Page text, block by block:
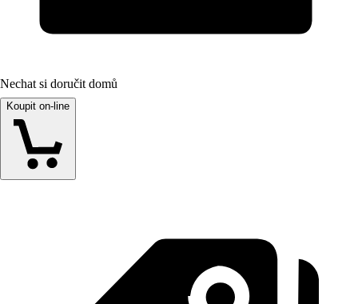
Nechat si doručit domů
Koupit on-line